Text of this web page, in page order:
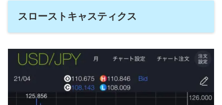
スローストキャスティクス